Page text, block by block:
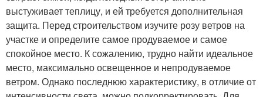
выстуживает теплицу, и ей требуется дополнительная
защита. Перед строительством изучите розу ветров на
участке и определите самое продуваемое и самое
спокойное место. К сожалению, трудно найти идеальное
место, максимально освещенное и непродуваемое
ветром. Однако последнюю характеристику, в отличие от